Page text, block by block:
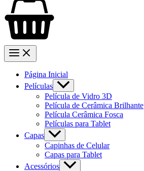
Página Inicial
Películas
Película de Vidro 3D
Película de Cerâmica Brilhante
Película Cerâmica Fosca
Películas para Tablet
Capas
Capinhas de Celular
Capas para Tablet
Acessórios